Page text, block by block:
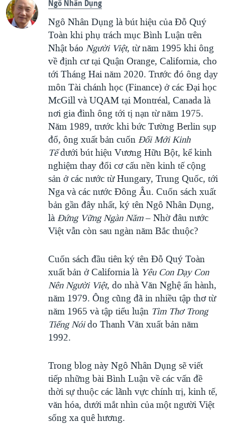
Ngô Nhân Dụng
Ngô Nhân Dụng là bút hiệu của Đỗ Quý
Toàn khi phụ trách mục Bình Luận trên
Nhật báo Người Việt, từ năm 1995 khi ông
về định cư tại Quận Orange, California, cho
tới Tháng Hai năm 2020. Trước đó ông dạy
môn Tài chánh học (Finance) ở các Đại học
McGill và UQAM tại Montréal, Canada là
nơi gia đình ông tới tị nạn từ năm 1975.
Năm 1989, trước khi bức Tường Berlin sụp
đổ, ông xuất bản cuốn Đổi Mới Kinh
Tếdưới bút hiệu Vương Hữu Bột, kể kinh
nghiệm thay đổi cơ cấu nền kinh tế cộng
sản ở các nước từ Hungary, Trung Quốc, tới
Nga và các nước Đông Âu. Cuốn sách xuất
bản gần đây nhất, ký tên Ngô Nhân Dụng,
làĐứng Vững Ngàn Năm– Nhờ đâu nước
Việt vẫn còn sau ngàn năm Bắc thuộc?
Cuốn sách đầu tiên ký tên Đỗ Quý Toàn
xuất bản ở California là Yêu Con Dạy Con
Nên Người Việt, do nhà Văn Nghệ ấn hành,
năm 1979. Ông cũng đã in nhiều tập thơ từ
năm 1965 và tập tiểu luận Tìm Thơ Trong
Tiếng Nóido Thanh Văn xuất bản năm
1992.
Trong blog này Ngô Nhân Dụng sẽ viết
tiếp những bài Bình Luận về các vấn đề
thời sự thuộc các lãnh vực chính trị, kinh tế,
văn hóa, dưới mắt nhìn của một người Việt
sống xa quê hương.